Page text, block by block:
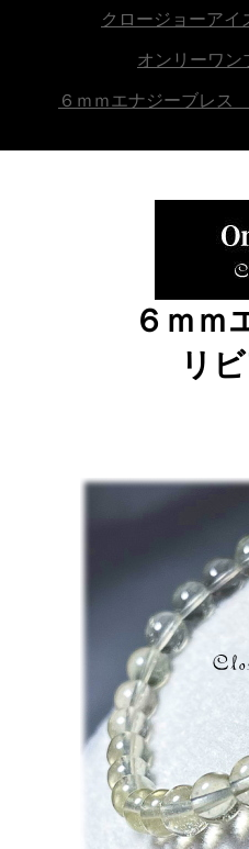
クロージョーア
オンリーワ
６ｍｍエナジーブレ
６ｍｍ
リ